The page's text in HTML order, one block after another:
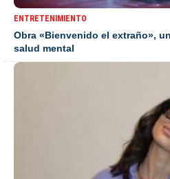
ENTRETENIMIENTO
Obra «Bienvenido el extraño»,
salud mental